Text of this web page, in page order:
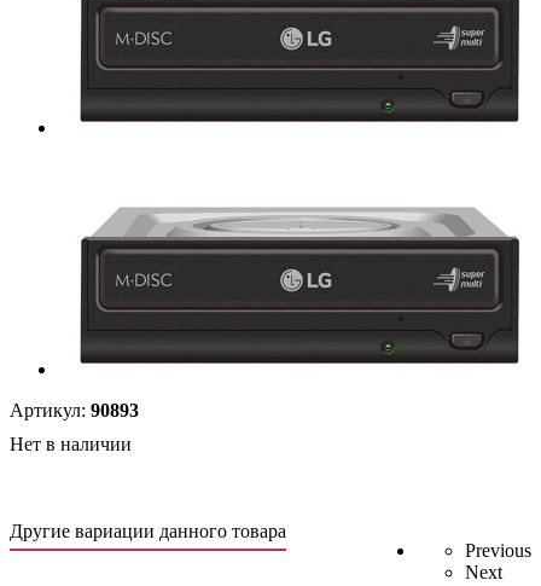
Артикул: 90893
Нет в наличии
Другие вариации данного товара
Previous
Next